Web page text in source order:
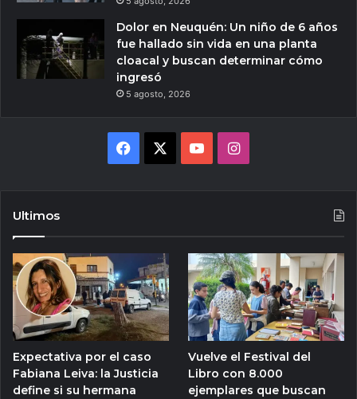
Dolor en Neuquén: Un niño de 6 años
fue hallado sin vida en una planta
cloacal y buscan determinar cómo
ingresó
5 agosto, 2026
Facebook YouTubeInstagram
Ultimos
Expectativa por el caso
Fabiana Leiva: la Justicia
define si su hermana
Vuelve el Festival del
Libro con 8.000
ejemplares que buscan